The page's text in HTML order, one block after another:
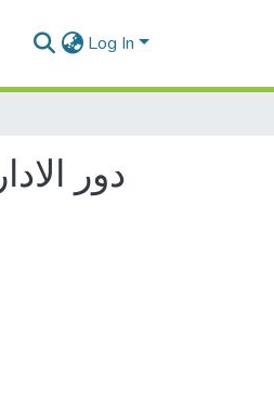
Log In
دور